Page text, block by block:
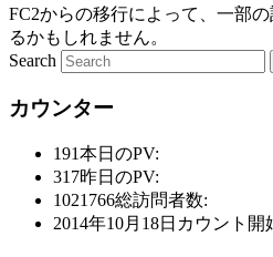
FC2からの移行によって、一部
るかもしれません。
Search
カウンター
191本日のPV:
317昨日のPV:
1021766総訪問者数:
2014年10月18日 カウント開